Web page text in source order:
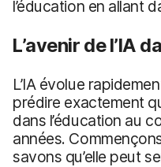
l’éducation en allant
L’avenir de l’IA
L’IA évolue
prédire exactement
dans l’éducation au
années.
savons qu’elle peut